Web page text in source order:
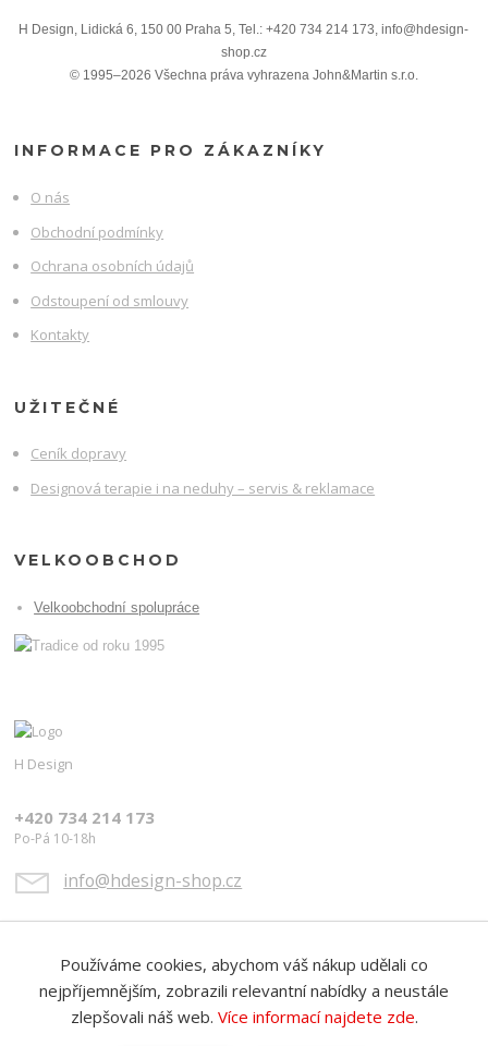
H Design, Lidická 6, 150 00 Praha 5, Tel.: +420 734 214 173, info@hdesign-
shop.cz
© 1995–2026 Všechna práva vyhrazena John&Martin s.r.o.
INFORMACE PRO ZÁKAZNÍKY
O nás
Obchodní podmínky
Ochrana osobních údajů
Odstoupení od smlouvy
Kontakty
UŽITEČNÉ
Ceník dopravy
Designová terapie i na neduhy – servis & reklamace
VELKOOBCHOD
Velkoobchodní spolupráce
H Design
+420 734 214 173
Po-Pá 10-18h
info@hdesign-shop.cz
Používáme cookies, abychom váš nákup udělali co
nejpříjemnějším, zobrazili relevantní nabídky a neustále
zlepšovali náš web. Více informací najdete zde.